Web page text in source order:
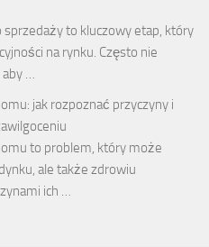
to kluczowy etap, który
na rynku. Często nie
…
jak rozpoznać przyczyny i
to problem, który może
ale także zdrowiu
ich …